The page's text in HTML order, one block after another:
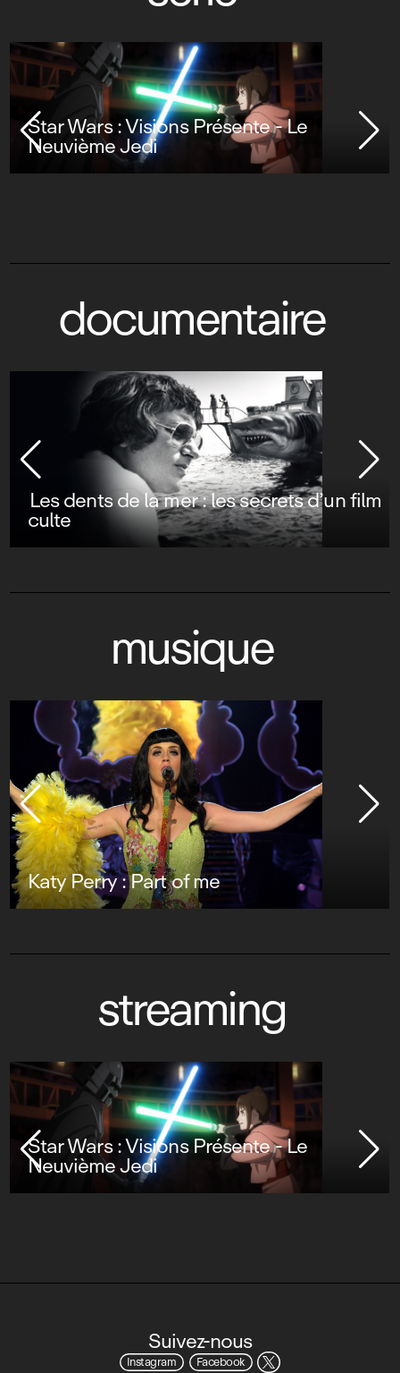
Star Wars : Visions Présente - Le
Neuvième Jedi
documentaire
Les dents de la mer : les secrets d’un film
culte
musique
Katy Perry : Part of me
streaming
Star Wars : Visions Présente - Le
Neuvième Jedi
Suivez-nous
Instagram Facebook